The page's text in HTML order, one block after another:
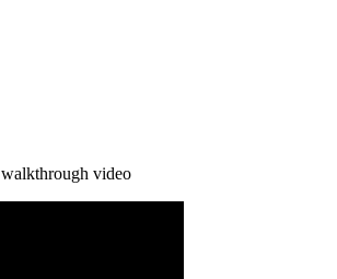
walkthrough video